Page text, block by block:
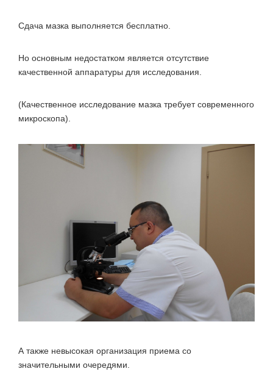
Сдача мазка выполняется бесплатно.
Но основным недостатком является отсутствие
качественной аппаратуры для исследования.
(Качественное исследование мазка требует современного
микроскопа).
А также невысокая организация приема со
значительными очередями.